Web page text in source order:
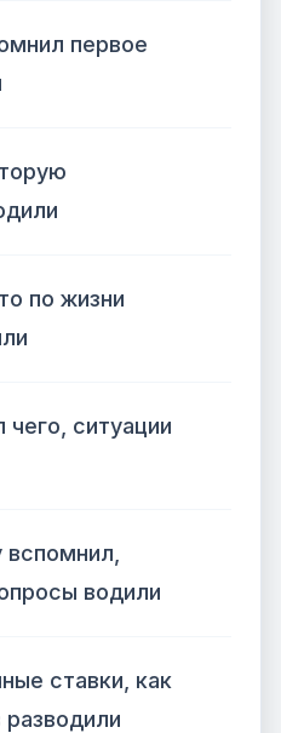
первое
по жизни
ситуации
водили
ставки, как